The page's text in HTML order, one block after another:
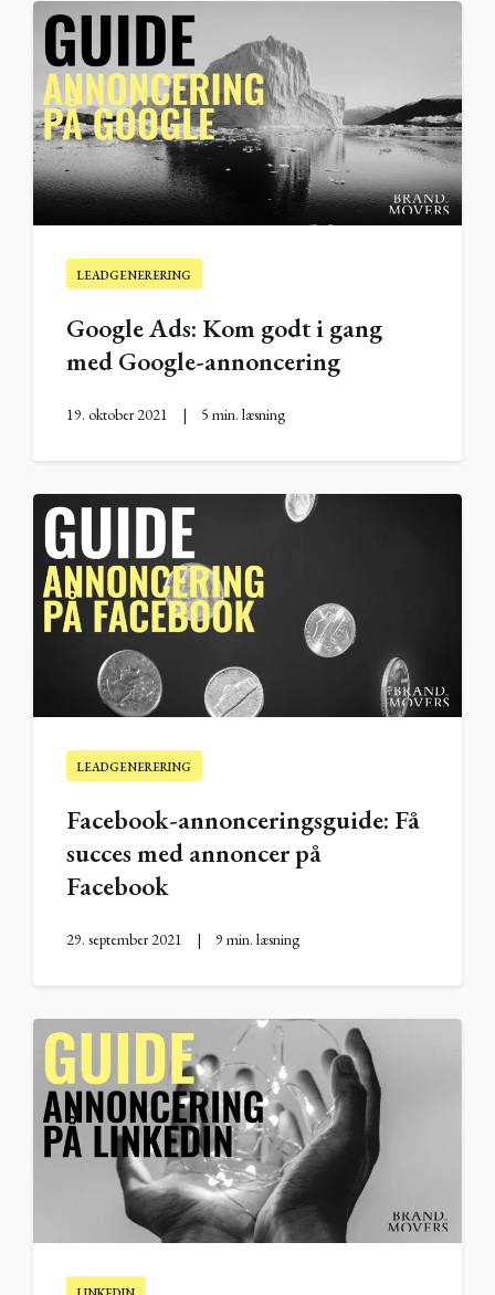
LEADGENERERING
Google Ads: Kom godt i gang
med Google-annoncering
19. oktober 2021 | 5 min. læsning
LEADGENERERING
Facebook-annonceringsguide: Få
succes med annoncer på
Facebook
29. september 2021 | 9 min. læsning